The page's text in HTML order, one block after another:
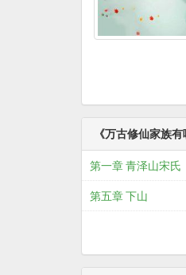
《万古修仙家族
第一章 青泽山宋氏
第五章 下山